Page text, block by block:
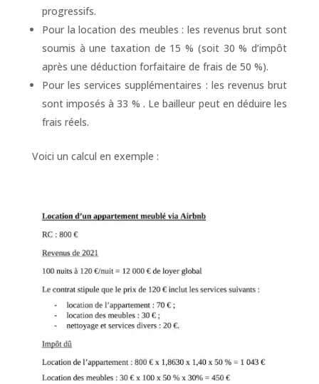
progressifs.
Pour la location des meubles : les revenus brut sont
soumis à une taxation de 15 % (soit 30 % d’impôt
après une déduction forfaitaire de frais de 50 %).
Pour les services supplémentaires : les revenus brut
sont imposés à 33 % . Le bailleur peut en déduire les
frais réels.
Voici un calcul en exemple :